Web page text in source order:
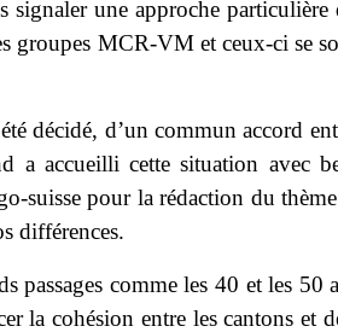
une approche
groupes MCR-VM et ceux-ci se
décidé, d’un commun accord
accueilli cette situation avec
suisse pour la rédaction du
différences.
comme les 40 et les 50
la cohésion entre les cantons